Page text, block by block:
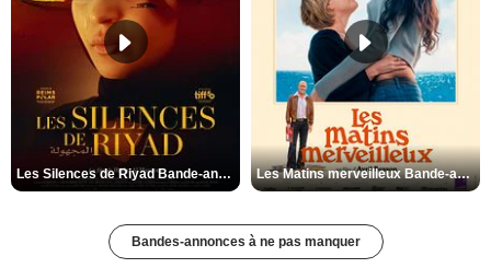
Les Silences de Riyad Bande-annonce VO STFR Les Matins merveilleux Bande-annonce VF
Bandes-annonces à ne pas manquer